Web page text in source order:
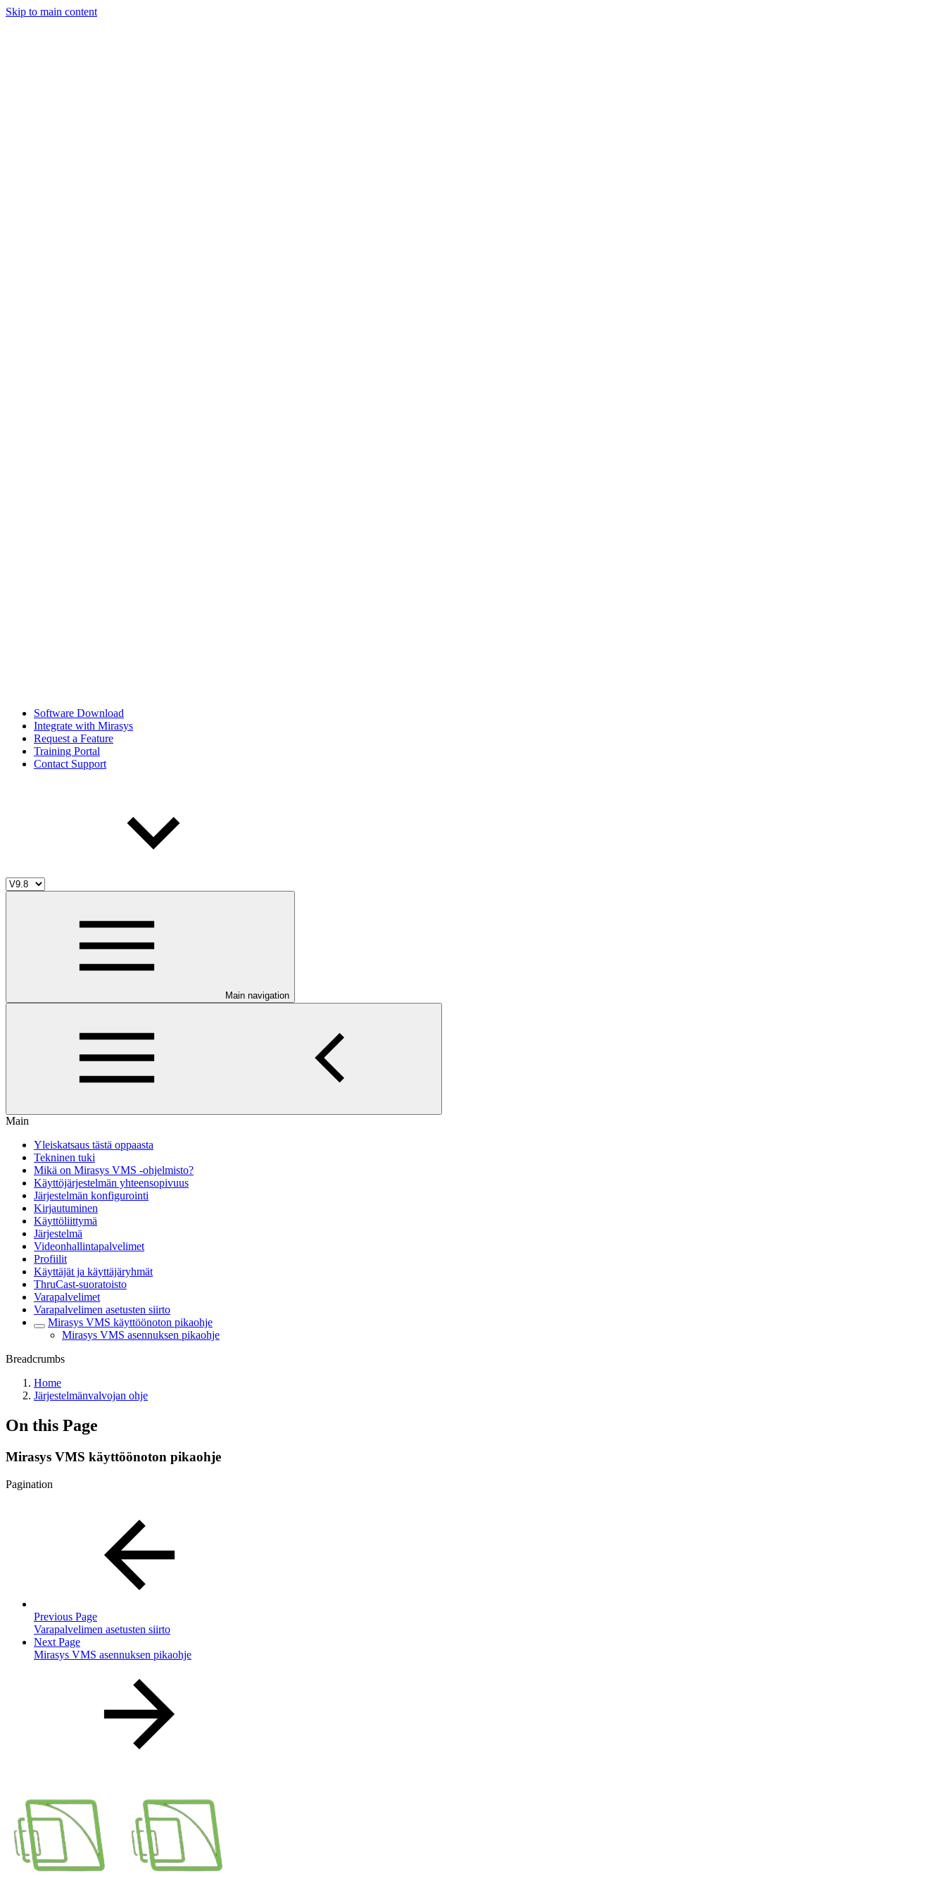
Skip to main content
Software Download
Integrate with Mirasys
Request a Feature
Training Portal
Contact Support
Main navigation
Main
Yleiskatsaus tästä oppaasta
Tekninen tuki
Mikä on Mirasys VMS -ohjelmisto?
Käyttöjärjestelmän yhteensopivuus
Järjestelmän konfigurointi
Kirjautuminen
Käyttöliittymä
Järjestelmä
Videonhallintapalvelimet
Profiilit
Käyttäjät ja käyttäjäryhmät
ThruCast-suoratoisto
Varapalvelimet
Varapalvelimen asetusten siirto
Mirasys VMS käyttöönoton pikaohje
Mirasys VMS asennuksen pikaohje
Breadcrumbs
Home
Järjestelmänvalvojan ohje
On this Page
Mirasys VMS käyttöönoton pikaohje
Pagination
Previous Page
Varapalvelimen asetusten siirto
Next Page
Mirasys VMS asennuksen pikaohje